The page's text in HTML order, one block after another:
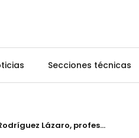
Secciones técnicas
Entrevista a David Rodríguez Lázaro, profesor e investigador de la Universidad de Burgos